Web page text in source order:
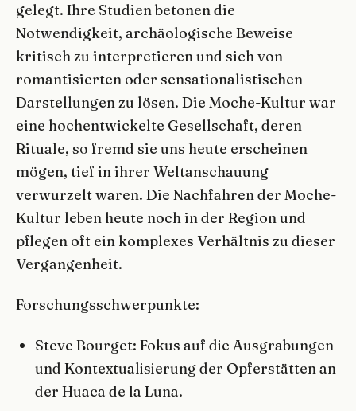
gelegt. Ihre Studien betonen die
Notwendigkeit, archäologische Beweise
kritisch zu interpretieren und sich von
romantisierten oder sensationalistischen
Darstellungen zu lösen. Die Moche-Kultur war
eine hochentwickelte Gesellschaft, deren
Rituale, so fremd sie uns heute erscheinen
mögen, tief in ihrer Weltanschauung
verwurzelt waren. Die Nachfahren der Moche-
Kultur leben heute noch in der Region und
pflegen oft ein komplexes Verhältnis zu dieser
Vergangenheit.
Forschungsschwerpunkte:
Steve Bourget: Fokus auf die Ausgrabungen
und Kontextualisierung der Opferstätten an
der Huaca de la Luna.